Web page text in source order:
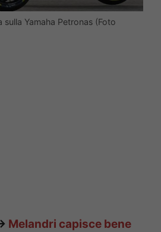
sulla Yamaha Petronas (Foto
Melandri capisce bene